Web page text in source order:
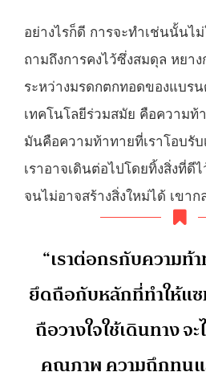
อย่างไรก็ดี การจะทำเช่นนั้นไม่
ถามถึงการคงไว้ซึ่งสมดุล หยา
ระหว่างมรดกตกทอดของแบร
เทคโนโลยีร่วมสมัย คือความ
มันคือความท้าทายที่เราโอบรับ
เราอาจเดินต่อไปโดยทิ้งสิ่งที่ดี
จนไม่อาจสร้างสิ่งใหม่ได้ เขาก
“เราต่อกรกับความท้
ยึดถือกับหลักที่ทำให้แซ
ถือวางใจใช้เดินทาง จ
คุณภาพ ความถึกทนแ